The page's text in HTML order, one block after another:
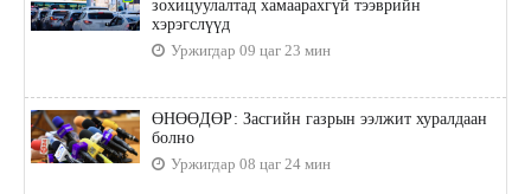
зохицуулалтад хамаарахгүй тээврийн
хэрэгслүүд
Уржигдар 09 цаг 23 мин
ӨНӨӨДӨР: Засгийн газрын ээлжит хуралдаан
болно
Уржигдар 08 цаг 24 мин